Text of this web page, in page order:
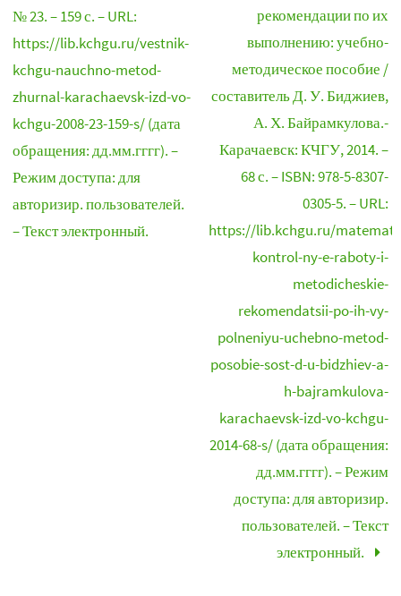
№ 23. – 159 с. – URL:
https://lib.kchgu.ru/vestnik-
kchgu-nauchno-metod-
zhurnal-karachaevsk-izd-vo-
kchgu-2008-23-159-s/ (дата
обращения: дд.мм.гггг). –
Режим доступа: для
авторизир. пользователей.
– Текст электронный.
рекомендации по их
выполнению: учебно-
методическое пособие /
составитель Д. У. Биджиев,
А. Х. Байрамкулова.-
Карачаевск: КЧГУ, 2014. –
68 с. – ISBN: 978-5-8307-
0305-5. – URL:
https://lib.kchgu.ru/
kontrol-ny-e-raboty-i-
metodicheskie-
rekomendatsii-po-ih-vy-
polneniyu-uchebno-metod-
posobie-sost-d-u-bidzhiev-a-
h-bajramkulova-
karachaevsk-izd-vo-kchgu-
2014-68-s/ (дата обращения:
дд.мм.гггг). – Режим
доступа: для авторизир.
пользователей. – Текст
электронный.